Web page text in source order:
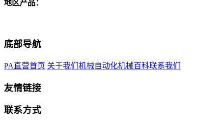
地区产品：
底部导航
PA直营首页 关于我们 机械自动化机械百科联系我们
友情链接
联系方式